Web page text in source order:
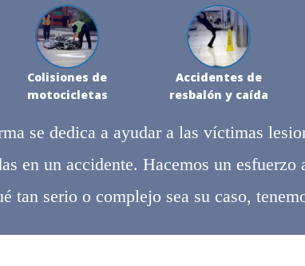
Colisiones de
motocicletas
Accidentes de
resbalón y caída
se dedica a ayudar a las víctimas
en un accidente. Hacemos un
tan serio o complejo sea su caso,